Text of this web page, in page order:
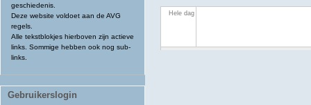
geschiedenis.
Deze website voldoet aan de AVG
regels.
Alle tekstblokjes hierboven zijn actieve
links. Sommige hebben ook nog sub-
links.
Gebruikerslogin
Hele dag